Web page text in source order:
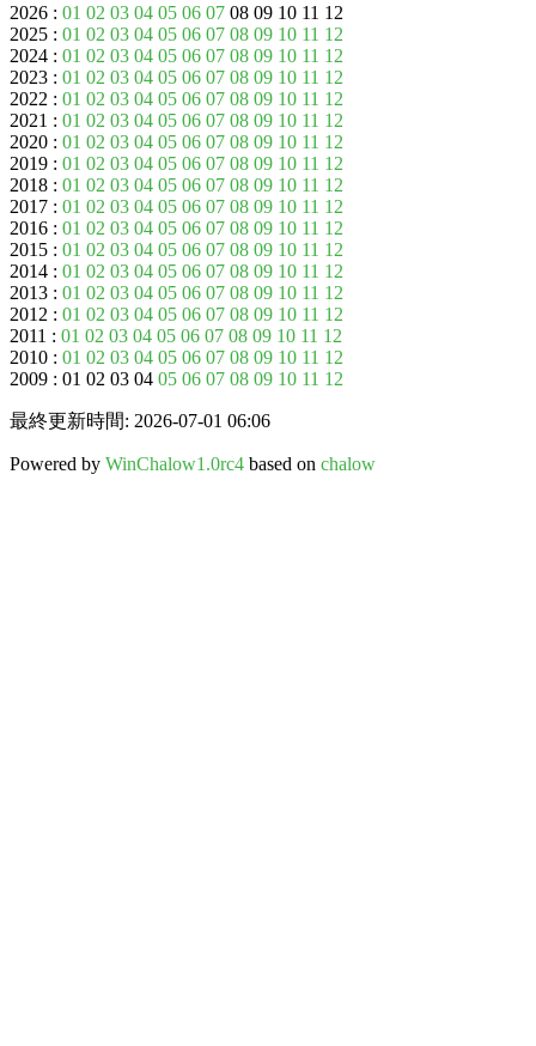
2026 : 01 02 03 04 05 06 07 08 09 10 11 12
2025 : 01 02 03 04 05 06 07 08 09 10 11 12
2024 : 01 02 03 04 05 06 07 08 09 10 11 12
2023 : 01 02 03 04 05 06 07 08 09 10 11 12
2022 : 01 02 03 04 05 06 07 08 09 10 11 12
2021 : 01 02 03 04 05 06 07 08 09 10 11 12
2020 : 01 02 03 04 05 06 07 08 09 10 11 12
2019 : 01 02 03 04 05 06 07 08 09 10 11 12
2018 : 01 02 03 04 05 06 07 08 09 10 11 12
2017 : 01 02 03 04 05 06 07 08 09 10 11 12
2016 : 01 02 03 04 05 06 07 08 09 10 11 12
2015 : 01 02 03 04 05 06 07 08 09 10 11 12
2014 : 01 02 03 04 05 06 07 08 09 10 11 12
2013 : 01 02 03 04 05 06 07 08 09 10 11 12
2012 : 01 02 03 04 05 06 07 08 09 10 11 12
2011 : 01 02 03 04 05 06 07 08 09 10 11 12
2010 : 01 02 03 04 05 06 07 08 09 10 11 12
2009 : 01 02 03 04 05 06 07 08 09 10 11 12
最終更新時間: 2026-07-01 06:06
Powered by WinChalow1.0rc4 based on chalow